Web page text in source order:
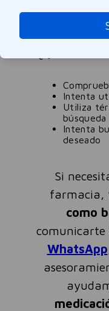
No
jabon-
Intenta
Utiliza
búsqueda
Intenta
deseado
Si
farmacia,
como
comunicarte
WhatsApp